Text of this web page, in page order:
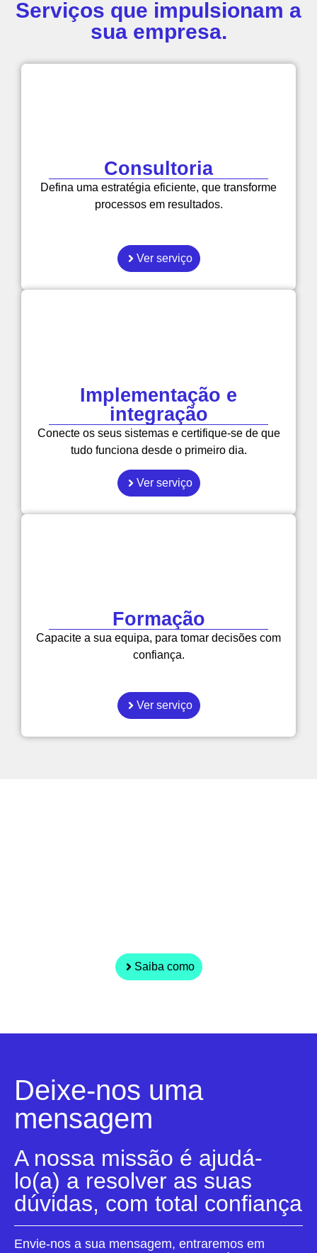
Serviços que impulsionam a
sua empresa.
Consultoria
Defina uma estratégia eficiente, que transforme
processos em resultados.
Ver serviço
Implementação e
integração
Conecte os seus sistemas e certifique-se de que
tudo funciona desde o primeiro dia.
Ver serviço
Formação
Capacite a sua equipa, para tomar decisões com
confiança.
Ver serviço
Saiba como
Deixe-nos uma
mensagem
A nossa missão é ajudá-
lo(a) a resolver as suas
dúvidas, com total confiança
Envie-nos a sua mensagem, entraremos em